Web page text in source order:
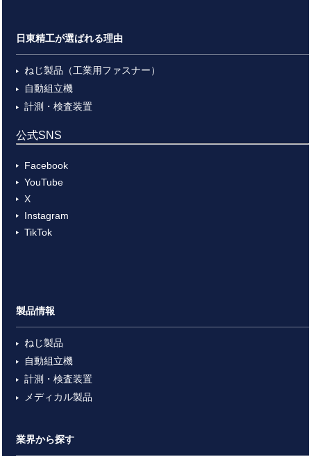
日東精工が選ばれる理由
ねじ製品（工業用ファスナー）
自動組立機
計測・検査装置
公式SNS
Facebook
YouTube
X
Instagram
TikTok
製品情報
ねじ製品
自動組立機
計測・検査装置
メディカル製品
業界から探す